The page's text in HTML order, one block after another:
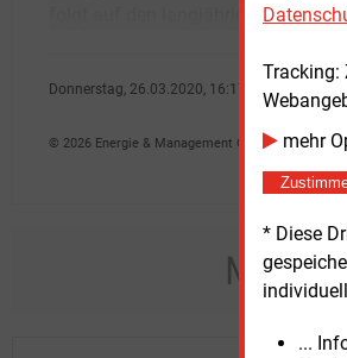
Tracking:
mehr
* Diese
...
folgt auf den langjährigen
Donnerstag, 26.03.2020, 16:17 Uhr
© 2026 Energie & Management GmbH